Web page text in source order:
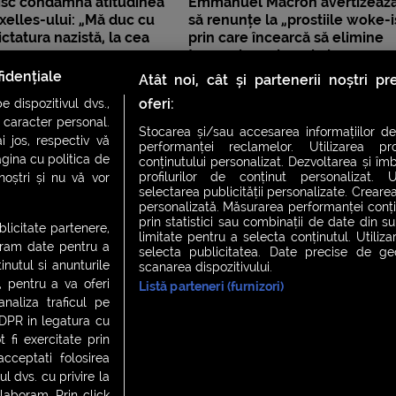
ului: „Mă duc cu
nazistă, la cea
să renunțe la „prostiile woke-
prin care încearcă să elimine
termeni ca „domni, doamne,
Crăciun”
FEVER NIGHT FEVER
Contact
dispozitivul dvs.,
personal.
jos, respectiv vă
cu politica de
și nu vă vor
partenere,
date pentru a
si anunturile
pentru a va oferi
traficul pe
in legatura cu
fi exercitate prin
folosirea
dvs. cu privire la
Atât noi, cât și partenerii noștri
oferi:
Stocarea și/sau accesarea informațiilor
performanței reclamelor. Utilizarea
conținutului personalizat. Dezvoltarea și
profilurilor de conținut personalizat.
selectarea publicității personalizate.
personalizată. Măsurarea performanței
prin statistici sau combinații de date din
limitate pentru a selecta conținutul.
selecta publicitatea. Date precise de
scanarea dispozitivului.
Listă parteneri (furnizori)